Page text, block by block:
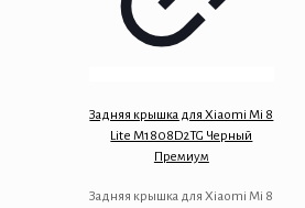
Задняя крышка для Xiaomi Mi 8
Lite M1808D2TG Черный
Премиум
Задняя крышка для Xiaomi Mi 8